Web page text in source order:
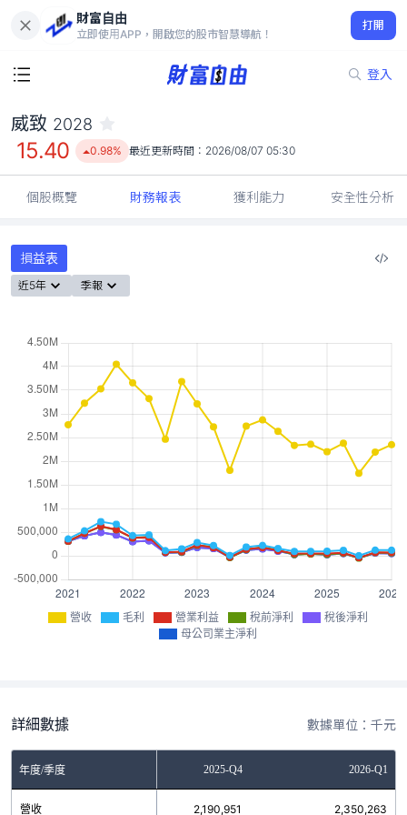
財富自由
立即使用APP，開啟您的股市智慧導航！
打開
登入
15.40
0.98%
威致 2028
15.40 0.98% 最近更新時間： 2026/08/07 05:30
個股概覽 財務報表 獲利能力 安全性分析
損益表
近5年 季報
營收 毛利 營業利益 稅前淨利
稅後淨利
母公司業主淨利
詳細數據 數據單位：千元
年度/季度2025-Q3 2025-Q4 2026-Q1
營收 2,190,951 2,350,263